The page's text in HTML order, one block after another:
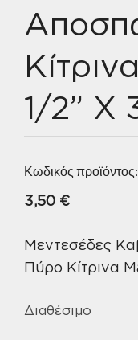
1/2” Χ
Κωδικός προϊόντος:
3,50 €
Μεντεσέδες
Πύρο Κίτρινα
Διαθέσιμο